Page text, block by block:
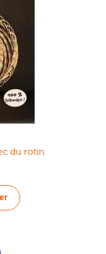
du rotin